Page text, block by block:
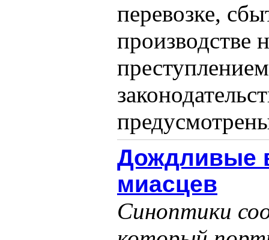
перевозке,
производстве
Дождливые
миасцев
Синоптики